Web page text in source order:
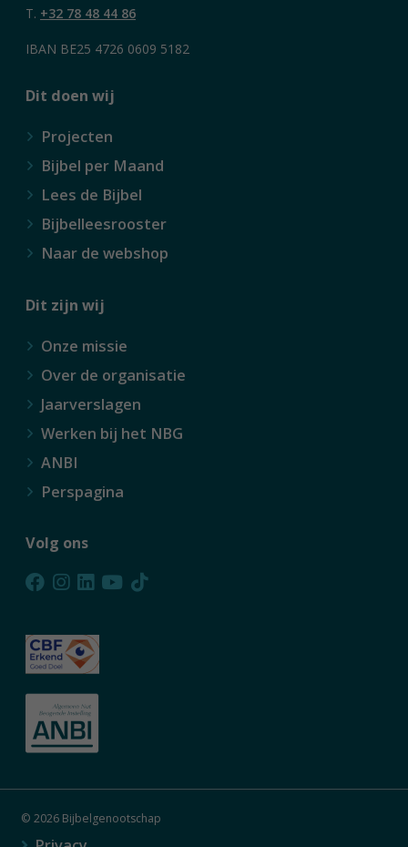
T. +32 78 48 44 86
IBAN BE25 4726 0609 5182
Dit doen wij
Projecten
Bijbel per Maand
Lees de Bijbel
Bijbelleesrooster
Naar de webshop
Dit zijn wij
Onze missie
Over de organisatie
Jaarverslagen
Werken bij het NBG
ANBI
Perspagina
Volg ons
© 2026 Bijbelgenootschap